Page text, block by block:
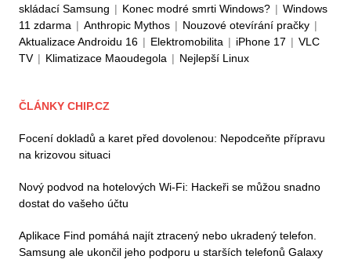
skládací Samsung | Konec modré smrti Windows? | Windows
11 zdarma | Anthropic Mythos | Nouzové otevírání pračky |
Aktualizace Androidu 16 | Elektromobilita | iPhone 17 | VLC
TV | Klimatizace Maoudegola | Nejlepší Linux
ČLÁNKY CHIP.CZ
Focení dokladů a karet před dovolenou: Nepodceňte přípravu
na krizovou situaci
Nový podvod na hotelových Wi-Fi: Hackeři se můžou snadno
dostat do vašeho účtu
Aplikace Find pomáhá najít ztracený nebo ukradený telefon.
Samsung ale ukončil jeho podporu u starších telefonů Galaxy